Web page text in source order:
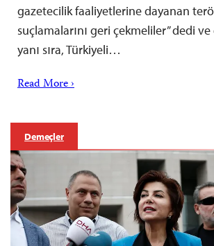
gazetecilik faaliyetlerine dayanan
suçlamalarını geri çekmeliler” dedi
yanı sıra, Türkiyeli…
Read More ›
Demeçler